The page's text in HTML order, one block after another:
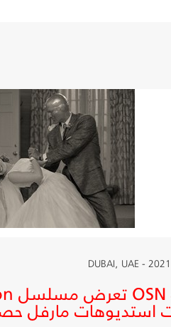
استديوهات مارفل